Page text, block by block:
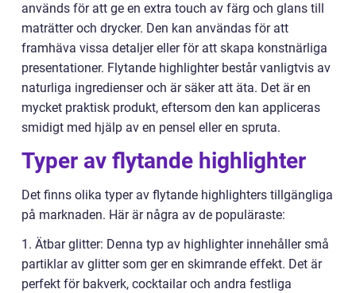
används för att ge en extra touch av färg och glans till
maträtter och drycker. Den kan användas för att
framhäva vissa detaljer eller för att skapa konstnärliga
presentationer. Flytande highlighter består vanligtvis av
naturliga ingredienser och är säker att äta. Det är en
mycket praktisk produkt, eftersom den kan appliceras
smidigt med hjälp av en pensel eller en spruta.
Typer av flytande highlighter
Det finns olika typer av flytande highlighters tillgängliga
på marknaden. Här är några av de populäraste:
1. Ätbar glitter: Denna typ av highlighter innehåller små
partiklar av glitter som ger en skimrande effekt. Det är
perfekt för bakverk, cocktailar och andra festliga